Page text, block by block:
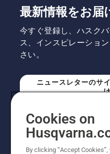
最新情報をお届
今すぐ登録し、ハスク
ス、インスピレーショ
さい。
ニュースレターのサ
ニュースレターのサ
Cookies on
By clicking “Accept